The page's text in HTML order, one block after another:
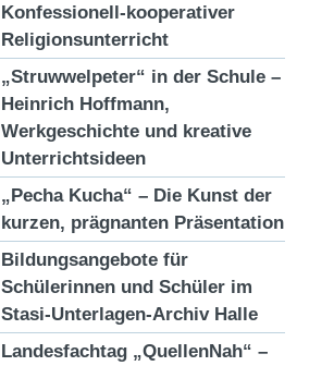
Konfessionell-kooperativer
Religionsunterricht
„Struwwelpeter“ in der Schule –
Heinrich Hoffmann,
Werkgeschichte und kreative
Unterrichtsideen
„Pecha Kucha“ – Die Kunst der
kurzen, prägnanten Präsentation
Bildungsangebote für
Schülerinnen und Schüler im
Stasi-Unterlagen-Archiv Halle
Landesfachtag „QuellenNah“ –